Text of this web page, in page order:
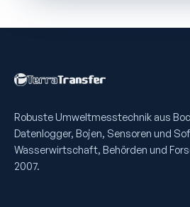
Robuste Umweltmess­technik aus
Datenlogger, Bojen, Sensoren und
Wasserwirtschaft, Behörden und
2007.